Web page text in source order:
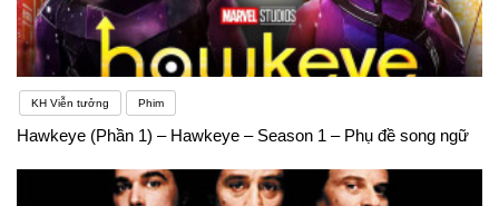
KH Viễn tưởng Phim
Hawkeye (Phần 1) – Hawkeye – Season 1 – Phụ đề song ngữ